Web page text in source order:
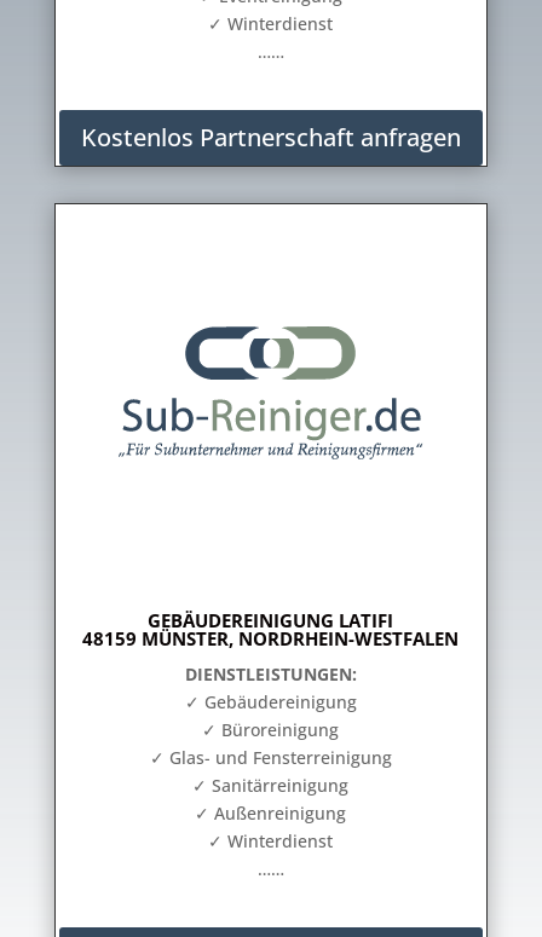
✓ Winterdienst
……
Kostenlos Partnerschaft anfragen
GEBÄUDEREINIGUNG LATIFI
48159 MÜNSTER, NORDRHEIN-WESTFALEN
DIENSTLEISTUNGEN:
✓ Gebäudereinigung
✓ Büroreinigung
✓ Glas- und Fensterreinigung
✓ Sanitärreinigung
✓ Außenreinigung
✓ Winterdienst
……